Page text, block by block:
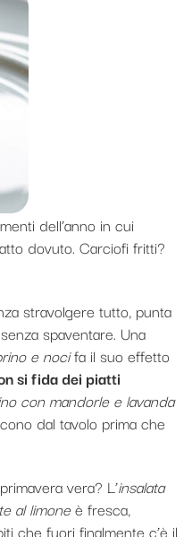
dell’anno in cui
dovuto. Carciofi fritti?
stravolgere tutto, punta
spaventare. Una
e nocifa il suo effetto
si fida dei piatti
con mandorle e lavanda
dal tavolo prima che
vera? L’insalata
al limoneè fresca,
che fuori finalmente c’è il